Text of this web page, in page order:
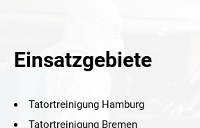
Einsatzgebiete
Tatortreinigung Hamburg
Tatortreinigung Bremen